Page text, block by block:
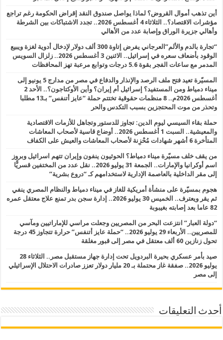
أين تذهب أموال القروض؟ لماذا يواصل صندوق النقد إقراض الحكومة رغم تراجع
مؤشرات الاقتصاد؟.. الثلاثاء 4 أغسطس 2026.. تجدد الاشتباكات بين الشرطة
وأهالي جزيرة الوراق وإصابة عدد من الأهالي
“تجارة بالدم والألم”العرجاني يفرض إتاوة 300 ألف دولار لإدخال أدوية لغزة ويبيع
الوقود بأضعاف سعره في إسرائيل.. الاثنين 3 أغسطس 2026.. زلزال السويس
المدمر مع ساعات الفجر بقوة 5.6 درجات وتوابع مرعبة تهز المحافظات
المسيّرة تعيد فتح ملف الرصد والإنذار والدفاع في مصر من مدارج 5 يونيو إلى
ميناء دمياط ومن المستفيد؟ إسرائيل أم إيران؟ وأين الأوكتاجون؟.. الأحد 2
أغسطس 2026م.. 8 منظمات حقوقية تختتم حملة “عايز أتنفس” بـ13 مطلبا
وتحذر من موت المحتجزين بسبب التكدس والحر
حملة بقاء السيسي ليوم الدين: تجاوز للدستور وتجاهل للأزمات الاقتصادية
والمعيشية.. السبت 1 أغسطس 2026.. أوضاع قاسية لأصحاب المعاشات
المتأخرة 6 أشهر شهادات مُحْزِنة لأصحاب المعاشات والعيش على الكفاف
من يقف خلف مسيّرة ميناء دمياط؟ الحوثيون ينفون وإيران تتهم اسرائيل وبروز
اسم أوكرانيا والإمارات.. الجمعة 31 يوليو 2026.. نقل عدد من المختفين قسريًّا
إلى مقر الداخلية بالعاصمة الإدارية لاستخدامهم كـ “دروع بشرية”
هجوم بمسيّرة على منشأة أمريكية للغاز في ميناء دمياط والنظام المصري ينفي
ثم يقر ويعترف.. الخميس 30 يوليو 2026.. إدارة سجن بدر تمنع علاج معتقل عمره
82 عاما بعد إصابته بغيبوبة
“دولة العبار” انتزعت البحر من المصريين وجعلت مراسي للإماراتيين ومآسي
للمصريين.. الأربعاء 29 يوليو 2026.. “حملة عايز أتنفس” حرارة تتجاوز 45 درجة
تحول زنازين 60 ألف معتقل في مصر إلى قبور مغلقة
صيد بأمر عسكري بحيرة البردويل تحت إدارة جهاز مستقبل مصر.. الثلاثاء 28
يوليو 2026.. صفقة غاز محتملة بـ 20 مليار دولار تعزز صادرات الاحتلال الإسرائيلي
إلى مصر
أحدث التعليقات